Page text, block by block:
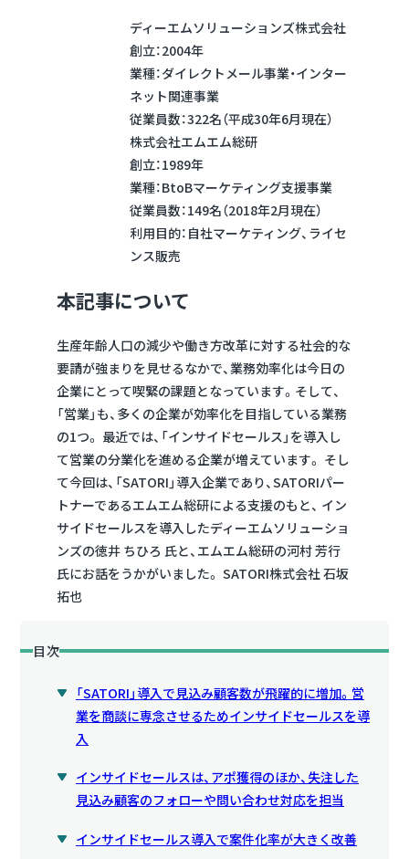
ディーエムソリューションズ株式会社
創立：2004年
業種：ダイレクトメール事業・インター
ネット関連事業
従業員数：322名（平成30年6月現在）
株式会社エムエム総研
創立：1989年
業種：BtoBマーケティング支援事業
従業員数：149名（2018年2月現在）
利用目的：自社マーケティング、ライセ
ンス販売
本記事について
生産年齢人口の減少や働き方改革に対する社会的な
要請が強まりを見せるなかで、業務効率化は今日の
企業にとって喫緊の課題となっています。そして、
「営業」も、多くの企業が効率化を目指している業務
の1つ。 最近では、「インサイドセールス」を導入し
て営業の分業化を進める企業が増えています。 そし
て今回は、「SATORI」導入企業であり、SATORIパー
トナーであるエムエム総研による支援のもと、 イン
サイドセールスを導入したディーエムソリューショ
ンズの徳井 ちひろ 氏と、エムエム総研の河村 芳行
氏にお話をうかがいました。 SATORI株式会社 石坂
拓也
目次
「SATORI」導入で見込み顧客数が飛躍的に増加。営
業を商談に専念させるためインサイドセールスを導
入
インサイドセールスは、アポ獲得のほか、失注した
見込み顧客のフォローや問い合わせ対応を担当
インサイドセールス導入で案件化率が大きく改善